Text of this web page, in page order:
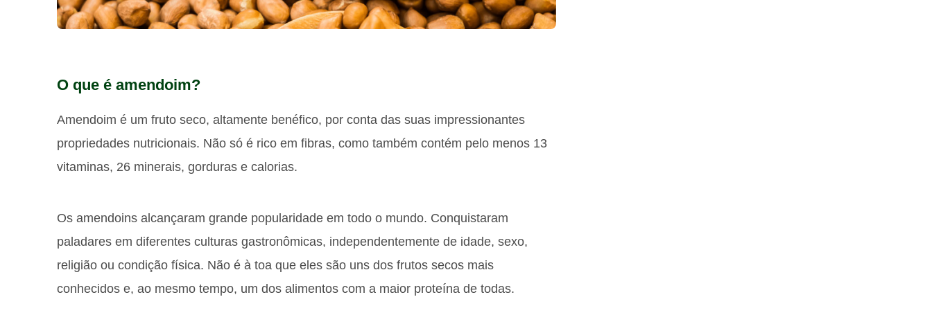
O que é amendoim?
Amendoim é um fruto seco, altamente benéfico, por conta das suas impressionantes
propriedades nutricionais. Não só é rico em fibras, como também contém pelo menos 13
vitaminas, 26 minerais, gorduras e calorias.
Os amendoins alcançaram grande popularidade em todo o mundo. Conquistaram
paladares em diferentes culturas gastronômicas, independentemente de idade, sexo,
religião ou condição física. Não é à toa que eles são uns dos frutos secos mais
conhecidos e, ao mesmo tempo, um dos alimentos com a maior proteína de todas.